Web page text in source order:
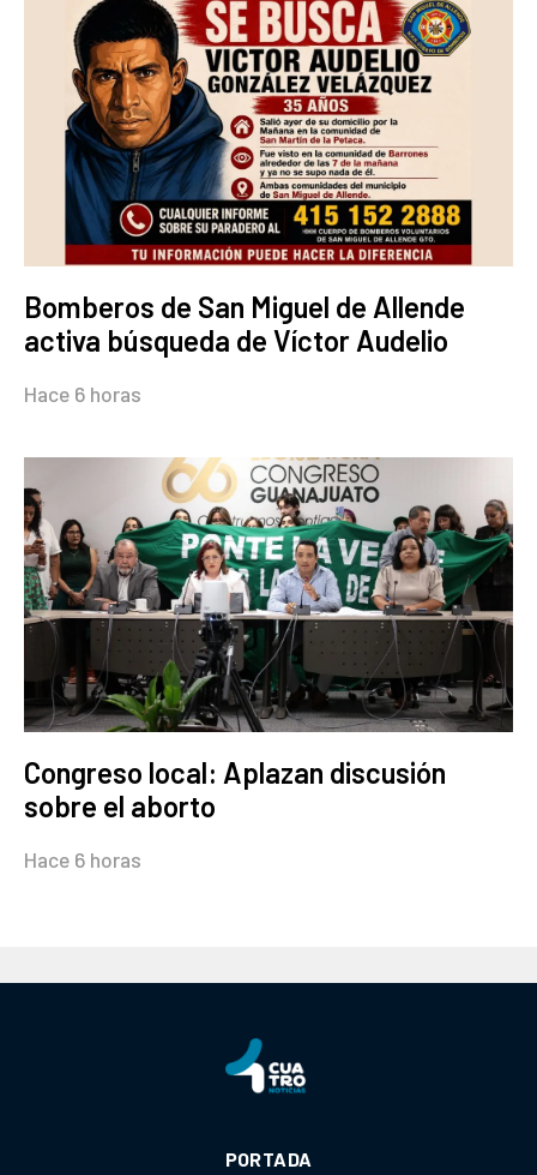
Bomberos de San Miguel de Allende
activa búsqueda de Víctor Audelio
Hace 6 horas
Congreso local: Aplazan discusión
sobre el aborto
Hace 6 horas
PORTADA